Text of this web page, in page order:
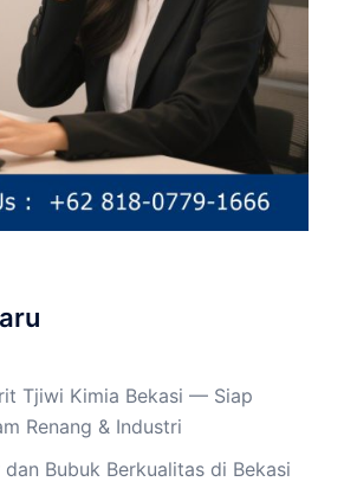
Tjiwi Kimia Bekasi — Siap
Renang & Industri
Bubuk Berkualitas di Bekasi